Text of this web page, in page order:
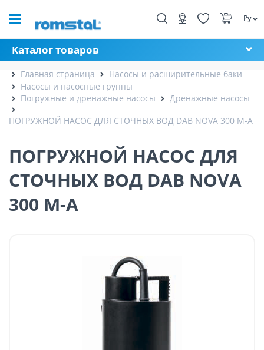
Ру
Каталог товаров
Главная страница
Насосы и расширительные баки
Насосы и насосные группы
Погружные и дренажные насосы
Дренажные насосы
ПОГРУЖНОЙ НАСОС ДЛЯ СТОЧНЫХ ВОД DAB NOVA 300 M-A
ПОГРУЖНОЙ НАСОС ДЛЯ
СТОЧНЫХ ВОД DAB NOVA
300 M-A